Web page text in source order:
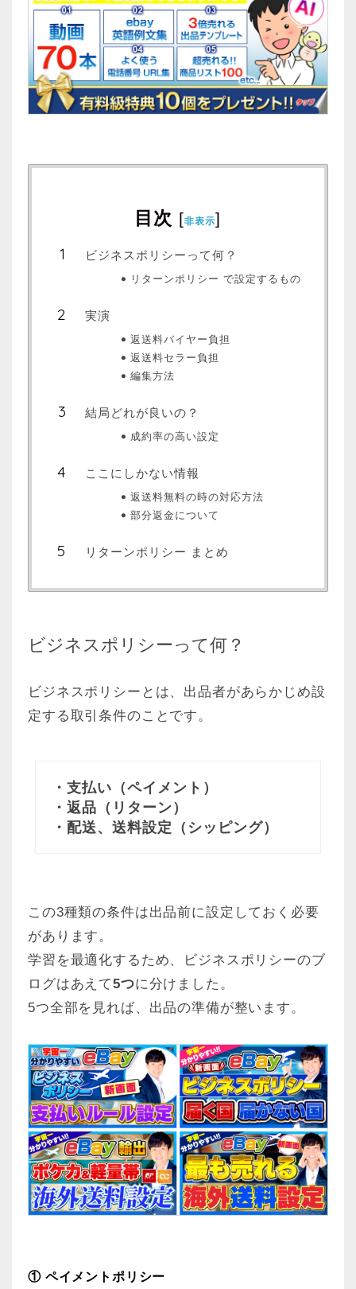
目次 [非表示]
ビジネスポリシーって何？
リターンポリシー で設定するもの
実演
返送料バイヤー負担
返送料セラー負担
編集方法
結局どれが良いの？
成約率の高い設定
ここにしかない情報
返送料無料の時の対応方法
部分返金について
リターンポリシー まとめ
ビジネスポリシーって何？
ビジネスポリシーとは、出品者があらかじめ設
定する取引条件のことです。
・支払い（ペイメント）
・返品（リターン）
・配送、送料設定（シッピング）
この3種類の条件は出品前に設定しておく必要
があります。
学習を最適化するため、ビジネスポリシーのブ
ログはあえて5つに分けました。
5つ全部を見れば、出品の準備が整います。
①ペイメントポリシー